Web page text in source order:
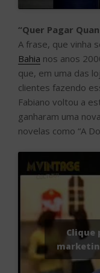
“Quer Pagar
A frase, que vinha
Bahia nos anos
que, em uma das
clientes fazendo
Fabiano voltou a
ganharam uma
novelas como “A
Clique